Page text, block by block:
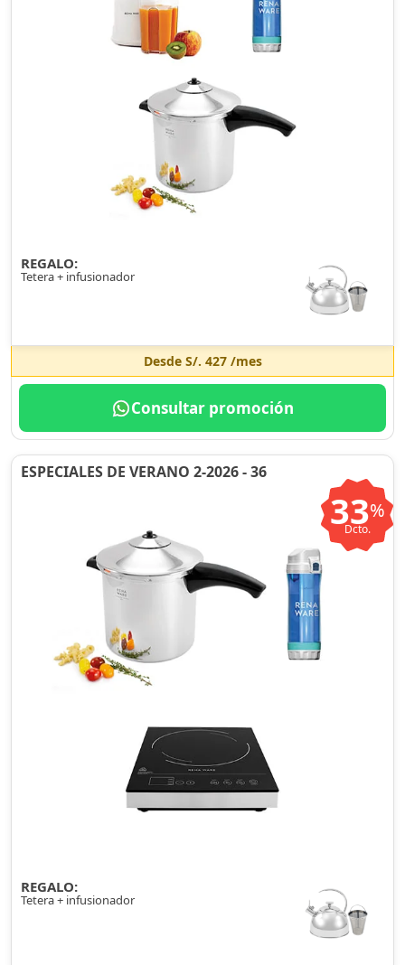
REGALO:
Tetera + infusionador
Desde S/. 427/mes
Consultar promoción
ESPECIALES DE VERANO 2-2026 - 36
33%
Dcto.
REGALO:
Tetera + infusionador